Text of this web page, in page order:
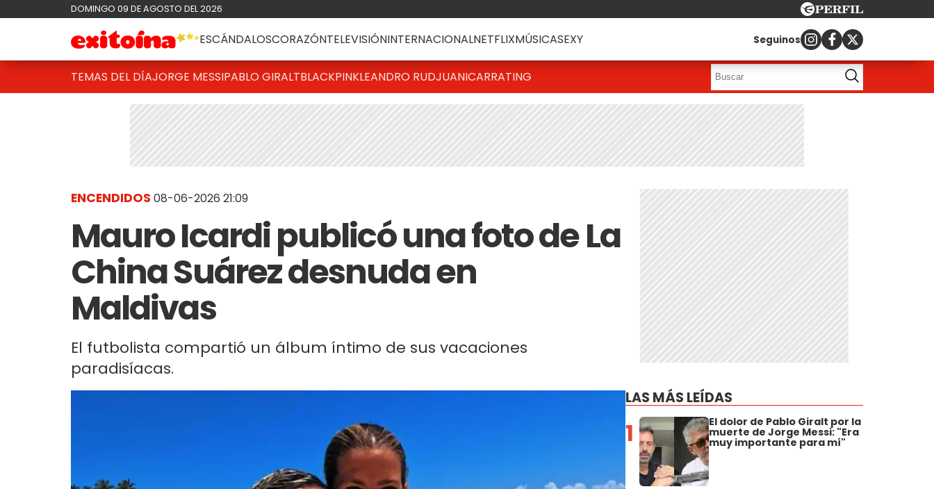
DOMINGO 09 DE AGOSTO DEL 2026
ESCÁNDALOSCORAZÓNTELEVISIÓNINTERNACIONALNETFLIXMÚSICASEXY Seguinos
TEMAS DEL DÍAJORGE MESSIPABLO GIRALTBLACKPINKLEANDRO RUDJUANICARRATING
ENCENDIDOS 08-06-2026 21:09
Mauro Icardi publicó una foto de La
China Suárez desnuda en
Maldivas
El futbolista compartió un álbum íntimo de sus vacaciones
paradisíacas.
LAS MÁS LEÍDAS
1 El dolor de Pablo Giralt por la
muerte de Jorge Messi: "Era
muy importante para mí"